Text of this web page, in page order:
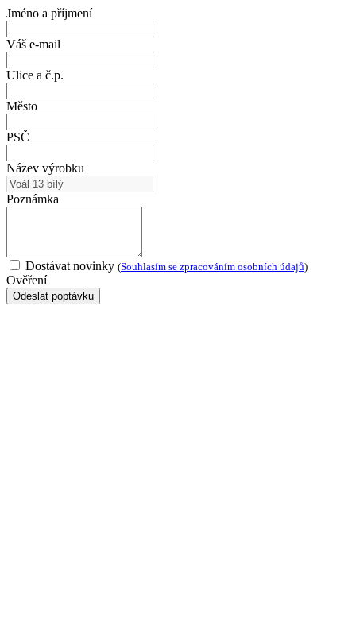
Jméno a příjmení
Váš e-mail
Ulice a č.p.
Město
PSČ
Název výrobku
Poznámka
Dostávat novinky (Souhlasím se zpracováním osobních údajů)
Ověření